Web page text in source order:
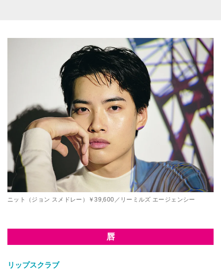
ニット（ジョン スメドレー）￥39,600／リーミルズ エージェンシー
唇
リップスクラブ